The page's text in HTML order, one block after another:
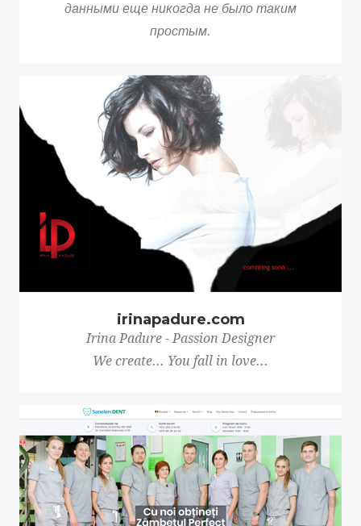
данными еще никогда не было таким
простым.
irinapadure.com
Irina Padure - Passion Designer
We create... You fall in love...